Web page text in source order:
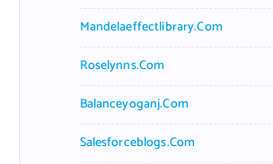
Mandelaeffectlibrary.com
Roselynns.com
Balanceyoganj.com
Salesforceblogs.com